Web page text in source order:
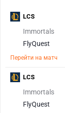
Immortals
FlyQuest
Перейти на матч
LCS
Immortals
FlyQuest
LCS